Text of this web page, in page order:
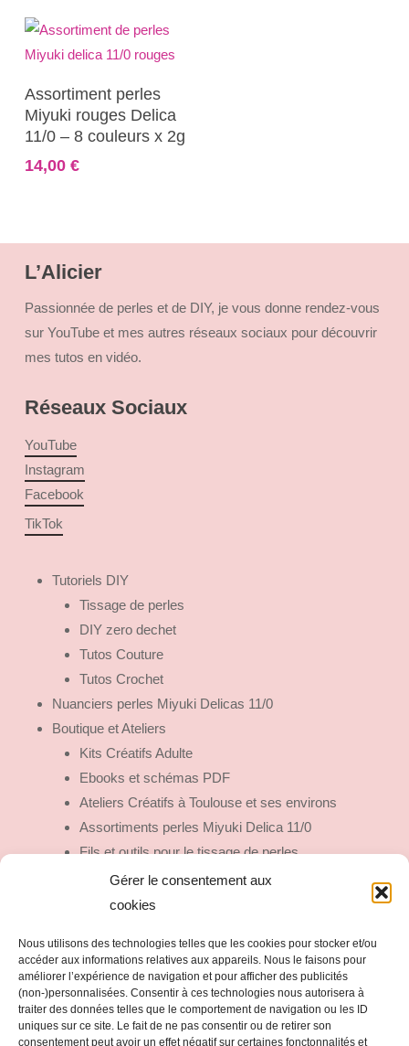
Gérer le consentement aux
cookies
Nous utilisons des technologies telles que les cookies pour stocker et/ou
accéder aux informations relatives aux appareils. Nous le faisons pour
améliorer l’expérience de navigation et pour afficher des publicités
(non-)personnalisées. Consentir à ces technologies nous autorisera à
traiter des données telles que le comportement de navigation ou les ID
uniques sur ce site. Le fait de ne pas consentir ou de retirer son
consentement peut avoir un effet négatif sur certaines fonctonnalités et
options
être
choisies
sur
la
page
10,00 €
à
Ajouter Au Panier
Assortiment perles
Miyuki rouges Delica
11/0 – 8 couleurs x 2g
14,00 €
L’Alicier
Passionnée de perles et de DIY, je vous donne rendez-vous
sur YouTube et mes autres réseaux sociaux pour découvrir
mes tutos en vidéo.
Réseaux Sociaux
YouTube
Instagram
Facebook
TikTok
Tutoriels DIY
Tissage de perles
DIY zero dechet
Tutos Couture
Tutos Crochet
Nuanciers perles Miyuki Delicas 11/0
Boutique et Ateliers
Kits Créatifs Adulte
Ebooks et schémas PDF
Ateliers Créatifs à Toulouse et ses environs
Assortiments perles Miyuki Delica 11/0
Fils et outils pour le tissage de perles
Fermoirs et Embouts de tissage
Fils Mizuhiki
Outils Trop Mignons
Bijoux fait main